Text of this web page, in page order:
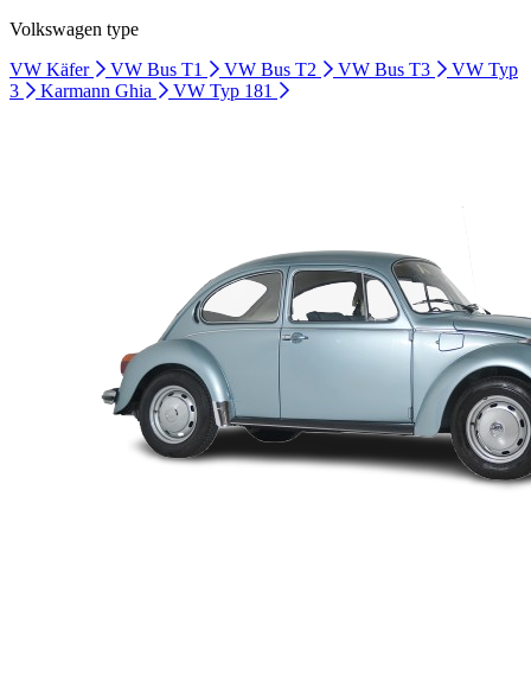
Volkswagen type
VW Käfer
VW Bus T1 VW Bus T2 VW Bus T3
VW Typ
3
Karmann Ghia VW Typ 181